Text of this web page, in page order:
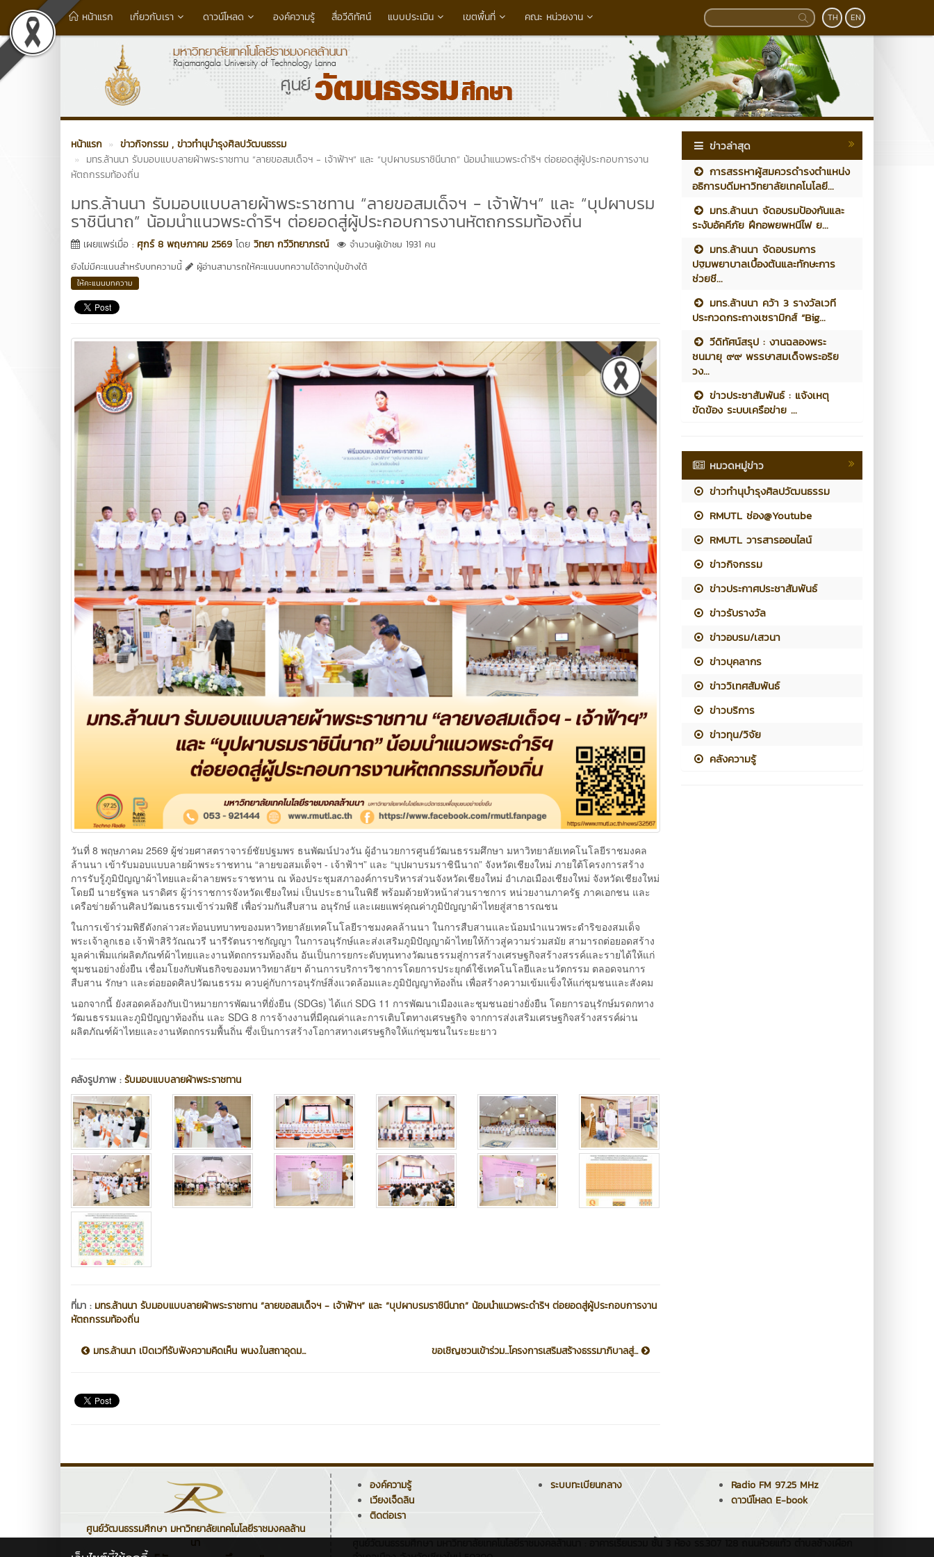
หน้าแรก เกี่ยวกับเรา ดาวน์โหลด องค์ความรู้ สื่อวีดิทัศน์ แบบประเมิน เขตพื้นที่ คณะ หน่วยงาน TH EN
หน้าแรก ข่าวกิจกรรม , ข่าวทำนุบำรุงศิลปวัฒนธรรม
มทร.ล้านนา รับมอบแบบลายผ้าพระราชทาน “ลายขอสมเด็จฯ - เจ้าฟ้าฯ” และ “บุปผาบรมราชินีนาถ” น้อมนำแนวพระดำริฯ ต่อยอดสู่ผู้ประกอบการงาน
หัตถกรรมท้องถิ่น
มทร.ล้านนา รับมอบแบบลายผ้าพระราชทาน “ลายขอสมเด็จฯ - เจ้าฟ้าฯ” และ “บุปผาบรม
ราชินีนาถ” น้อมนำแนวพระดำริฯ ต่อยอดสู่ผู้ประกอบการงานหัตถกรรมท้องถิ่น
เผยแพร่เมื่อ : ศุกร์ 8 พฤษภาคม 2569 โดย วิทยา กวีวิทยาภรณ์
จำนวนผู้เข้าชม 1931 คน
ยังไม่มีคะแนนสำหรับบทความนี้
ผู้อ่านสามารถให้คะแนนบทความได้จากปุ่มข้างใต้
ให้คะแนนบทความ
วันที่ 8 พฤษภาคม 2569 ผู้ช่วยศาสตราจารย์ชัยปฐมพร ธนพัฒน์ปวงวัน ผู้อำนวยการศูนย์วัฒนธรรมศึกษา มหาวิทยาลัยเทคโนโลยีราชมงคล
ล้านนา เข้ารับมอบแบบลายผ้าพระราชทาน “ลายขอสมเด็จฯ - เจ้าฟ้าฯ” และ “บุปผาบรมราชินีนาถ” จังหวัดเชียงใหม่ ภายใต้โครงการสร้าง
การรับรู้ภูมิปัญญาผ้าไทยและผ้าลายพระราชทาน ณ ห้องประชุมสภาองค์การบริหารส่วนจังหวัดเชียงใหม่ อำเภอเมืองเชียงใหม่ จังหวัดเชียงใหม่
โดยมี นายรัฐพล นราดิศร ผู้ว่าราชการจังหวัดเชียงใหม่ เป็นประธานในพิธี พร้อมด้วยหัวหน้าส่วนราชการ หน่วยงานภาครัฐ ภาคเอกชน และ
เครือข่ายด้านศิลปวัฒนธรรมเข้าร่วมพิธี เพื่อร่วมกันสืบสาน อนุรักษ์ และเผยแพร่คุณค่าภูมิปัญญาผ้าไทยสู่สาธารณชน
ในการเข้าร่วมพิธีดังกล่าวสะท้อนบทบาทของมหาวิทยาลัยเทคโนโลยีราชมงคลล้านนา ในการสืบสานและน้อมนำแนวพระดำริของสมเด็จ
พระเจ้าลูกเธอ เจ้าฟ้าสิริวัณณวรี นารีรัตนราชกัญญา ในการอนุรักษ์และส่งเสริมภูมิปัญญาผ้าไทยให้ก้าวสู่ความร่วมสมัย สามารถต่อยอดสร้าง
มูลค่าเพิ่มแก่ผลิตภัณฑ์ผ้าไทยและงานหัตถกรรมท้องถิ่น อันเป็นการยกระดับทุนทางวัฒนธรรมสู่การสร้างเศรษฐกิจสร้างสรรค์และรายได้ให้แก่
ชุมชนอย่างยั่งยืน เชื่อมโยงกับพันธกิจของมหาวิทยาลัยฯ ด้านการบริการวิชาการโดยการประยุกต์ใช้เทคโนโลยีและนวัตกรรม ตลอดจนการ
สืบสาน รักษา และต่อยอดศิลปวัฒนธรรม ควบคู่กับการอนุรักษ์สิ่งแวดล้อมและภูมิปัญญาท้องถิ่น เพื่อสร้างความเข้มแข็งให้แก่ชุมชนและสังคม
นอกจากนี้ ยังสอดคล้องกับเป้าหมายการพัฒนาที่ยั่งยืน (SDGs) ได้แก่ SDG 11 การพัฒนาเมืองและชุมชนอย่างยั่งยืน โดยการอนุรักษ์มรดกทาง
วัฒนธรรมและภูมิปัญญาท้องถิ่น และ SDG 8 การจ้างงานที่มีคุณค่าและการเติบโตทางเศรษฐกิจ จากการส่งเสริมเศรษฐกิจสร้างสรรค์ผ่าน
ผลิตภัณฑ์ผ้าไทยและงานหัตถกรรมพื้นถิ่น ซึ่งเป็นการสร้างโอกาสทางเศรษฐกิจให้แก่ชุมชนในระยะยาว
คลังรูปภาพ :รับมอบแบบลายผ้าพระราชทาน
ที่มา : มทร.ล้านนา รับมอบแบบลายผ้าพระราชทาน “ลายขอสมเด็จฯ - เจ้าฟ้าฯ” และ “บุปผาบรมราชินีนาถ” น้อมนำแนวพระดำริฯ ต่อยอดสู่ผู้ประกอบการงาน
หัตถกรรมท้องถิ่น
มทร.ล้านนา เปิดเวทีรับฟังความคิดเห็น พนง.ในสถาอุดม... ขอเชิญชวนเข้าร่วม...โครงการเสริมสร้างธรรมาภิบาลสู่...
ข่าวล่าสุด
การสรรหาผู้สมควรดำรงตำแหน่ง
อธิการบดีมหาวิทยาลัยเทคโนโลยี...
มทร.ล้านนา จัดอบรมป้องกันและ
ระงับอัคคีภัย ฝึกอพยพหนีไฟ ย...
มทร.ล้านนา จัดอบรมการ
ปฐมพยาบาลเบื้องต้นและทักษะการ
ช่วยชี...
มทร.ล้านนา คว้า 3 รางวัลเวที
ประกวดกระถางเซรามิกส์ “Big...
วีดิทัศน์สรุป : งานฉลองพระ
ชนมายุ ๙๙ พรรษาสมเด็จพระอริย
วง...
ข่าวประชาสัมพันธ์ : แจ้งเหตุ
ขัดข้อง ระบบเครือข่าย ...
หมวดหมู่ข่าว
ข่าวทำนุบำรุงศิลปวัฒนธรรม
RMUTL ช่อง@Youtube
RMUTL วารสารออนไลน์
ข่าวกิจกรรม
ข่าวประกาศประชาสัมพันธ์
ข่าวรับรางวัล
ข่าวอบรม/เสวนา
ข่าวบุคลากร
ข่าววิเทศสัมพันธ์
ข่าวบริการ
ข่าวทุน/วิจัย
คลังความรู้
ศูนย์วัฒนธรรมศึกษา มหาวิทยาลัยเทคโนโลยีราชมงคลล้าน
นา
องค์ความรู้
เวียงเจ็ดลิน
ติดต่อเรา
ระบบทะเบียนกลาง
Radio FM 97.25 MHz
ดาวน์โหลด E-book